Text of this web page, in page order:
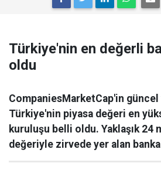
Türkiye'nin en değerli
oldu
CompaniesMarketCap'in
Türkiye'nin piyasa değeri en
kuruluşu belli oldu. Yaklaşık 24
değeriyle zirvede yer alan